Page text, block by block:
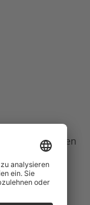
die vier Balken